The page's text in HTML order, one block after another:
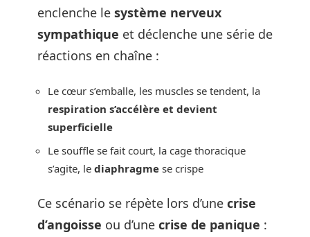
enclenche le système nerveux
sympathique et déclenche une série de
réactions en chaîne :
Le cœur s’emballe, les muscles se tendent, la
respiration s’accélère et devient
superficielle
Le souffle se fait court, la cage thoracique
s’agite, le diaphragme se crispe
Ce scénario se répète lors d’une crise
d’angoisse ou d’une crise de panique :